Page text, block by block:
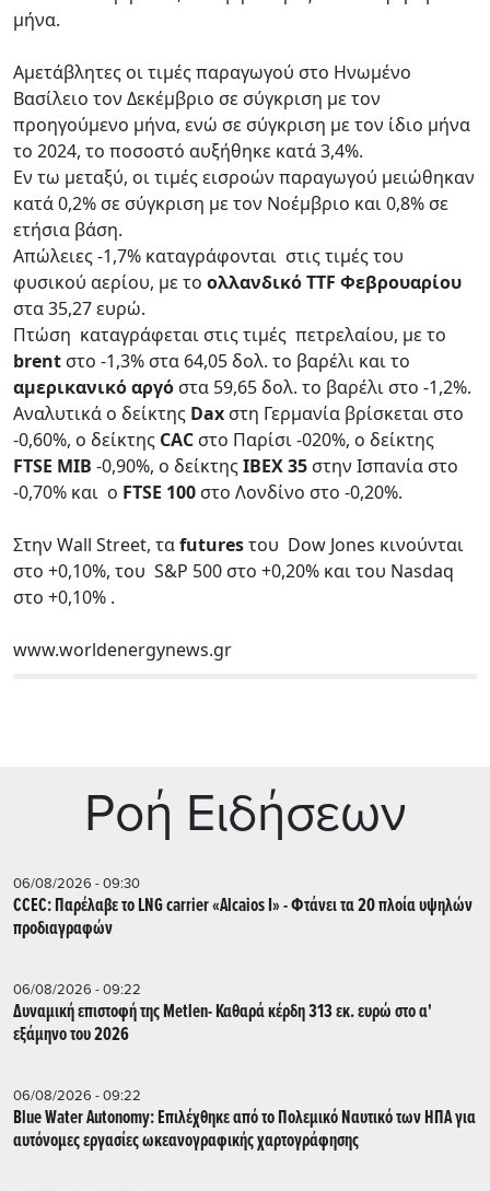
μήνα.
Αμετάβλητες οι τιμές παραγωγού στο Ηνωμένο
Βασίλειο τον Δεκέμβριο σε σύγκριση με τον
προηγούμενο μήνα, ενώ σε σύγκριση με τον ίδιο μήνα
το 2024, το ποσοστό αυξήθηκε κατά 3,4%.
Εν τω μεταξύ, οι τιμές εισροών παραγωγού μειώθηκαν
κατά 0,2% σε σύγκριση με τον Νοέμβριο και 0,8% σε
ετήσια βάση.
Απώλειες -1,7% καταγράφονται στις τιμές του
φυσικού αερίου, με το ολλανδικό TTF Φεβρουαρίου
στα 35,27 ευρώ.
Πτώση καταγράφεται στις τιμές πετρελαίου, με το
brent στο -1,3% στα 64,05 δολ. το βαρέλι και το
αμερικανικό αργό στα 59,65 δολ. το βαρέλι στο -1,2%.
Αναλυτικά ο δείκτης Dax στη Γερμανία βρίσκεται στο
-0,60%, ο δείκτης CAC στο Παρίσι -020%, ο δείκτης
FTSE MIB -0,90%, ο δείκτηςIBEX 35 στην Ισπανία στο
-0,70% και ο FTSE 100 στο Λονδίνο στο -0,20%.
Στην Wall Street, ταfuturesτου Dow Jones κινούνται
στο +0,10%, του S&P 500 στο +0,20% και του Nasdaq
στο +0,10% .
www.worldenergynews.gr
Ρoή Ειδήσεων
06/08/2026 - 09:30
CCEC: Παρέλαβε το LNG carrier «Alcaios I» - Φτάνει τα 20 πλοία υψηλών
προδιαγραφών
06/08/2026 - 09:22
Δυναμική επιστοφή της Metlen- Καθαρά κέρδη 313 εκ. ευρώ στο α'
εξάμηνο του 2026
06/08/2026 - 09:22
Blue Water Autonomy: Επιλέχθηκε από το Πολεμικό Ναυτικό των ΗΠΑ για
αυτόνομες εργασίες ωκεανογραφικής χαρτογράφησης